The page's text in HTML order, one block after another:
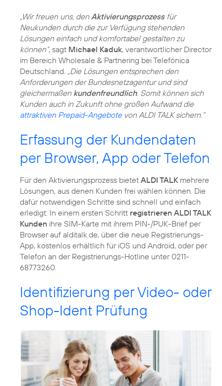
„Wir freuen uns, denAktivierungsprozessfür
Neukunden durch die zur Verfügung stehenden
Lösungen einfach und komfortabel gestalten zu
können“, sagt Michael Kaduk, verantwortlicher Director
im Bereich Wholesale & Partnering bei Telefónica
Deutschland.
„Die Lösungen entsprechen den
Anforderungen der Bundesnetzagentur und sind
gleichermaßen kundenfreundlich. Somit können sich
Kunden auch in Zukunft ohne großen Aufwand die
attraktiven Prepaid-Angebotevon ALDI TALK sichern.“
Erfassung der Kundendaten
per Browser, App oder Telefon
Für den Aktivierungsprozess bietet ALDI TALK mehrere
Lösungen, aus denen Kunden frei wählen können. Die
dafür notwendigen Schritte sind schnell und einfach
erledigt: In einem ersten Schritt registrieren ALDI TALK
Kunden ihre SIM-Karte mit ihrem PIN-/PUK-Brief per
Browser auf alditalk.de, über die neue Registrierungs-
App, kostenlos erhältlich für iOS und Android, oder per
Telefon an der Registrierungs-Hotline unter 0211-
68773260.
Identifizierung per Video- oder
Shop-Ident Prüfung